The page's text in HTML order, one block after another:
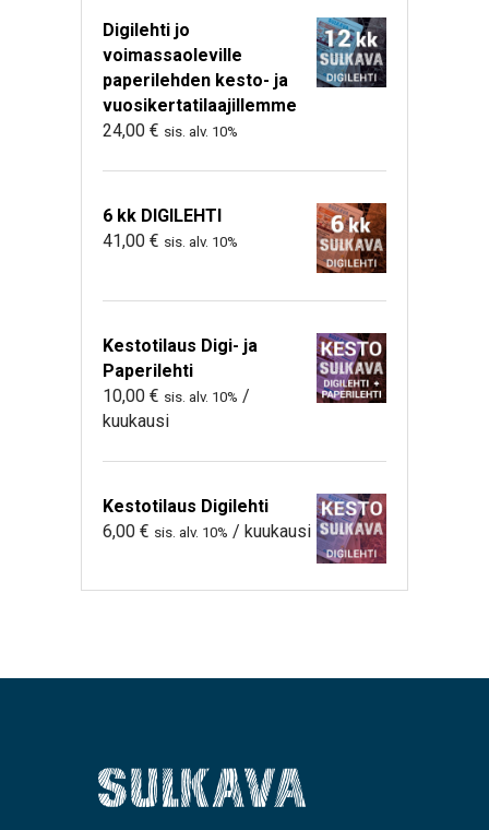
Digilehti jo
voimassaoleville
paperilehden kesto- ja
vuosikertatilaajillemme
24,00 € sis. alv. 10%
6 kk DIGILEHTI
41,00 € sis. alv. 10%
Kestotilaus Digi- ja
Paperilehti
10,00 € sis. alv. 10% /
kuukausi
Kestotilaus Digilehti
6,00 € sis. alv. 10% / kuukausi